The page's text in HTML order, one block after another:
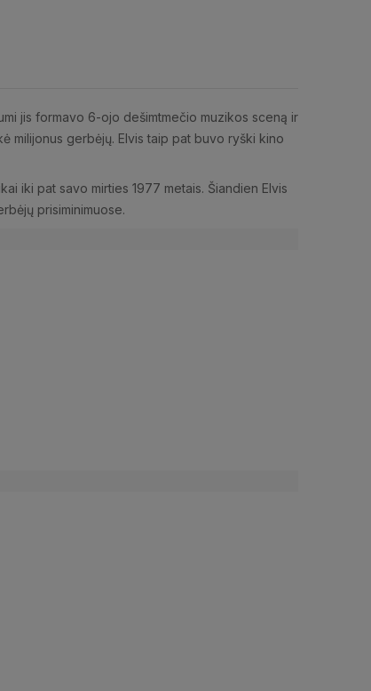
jis formavo 6-ojo dešimtmečio muzikos sceną ir
milijonus gerbėjų. Elvis taip pat buvo ryški kino
iki pat savo mirties 1977 metais. Šiandien Elvis
prisiminimuose.